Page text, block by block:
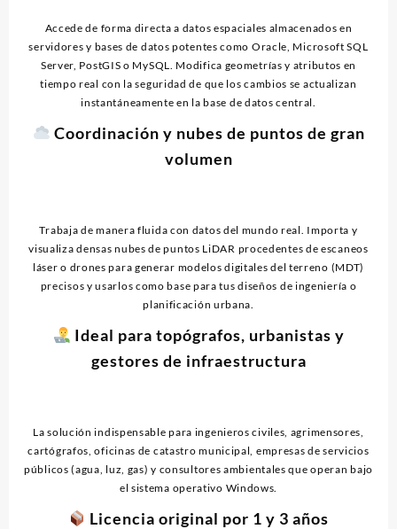
Accede de forma directa a datos espaciales almacenados en
servidores y bases de datos potentes como Oracle, Microsoft SQL
Server, PostGIS o MySQL. Modifica geometrías y atributos en
tiempo real con la seguridad de que los cambios se actualizan
instantáneamente en la base de datos central.
Coordinación y nubes de puntos de gran
volumen
Trabaja de manera fluida con datos del mundo real. Importa y
visualiza densas nubes de puntos LiDAR procedentes de escaneos
láser o drones para generar modelos digitales del terreno (MDT)
precisos y usarlos como base para tus diseños de ingeniería o
planificación urbana.
Ideal para topógrafos, urbanistas y
gestores de infraestructura
La solución indispensable para ingenieros civiles, agrimensores,
cartógrafos, oficinas de catastro municipal, empresas de servicios
públicos (agua, luz, gas) y consultores ambientales que operan bajo
el sistema operativo Windows.
Licencia original por 1 y 3 años